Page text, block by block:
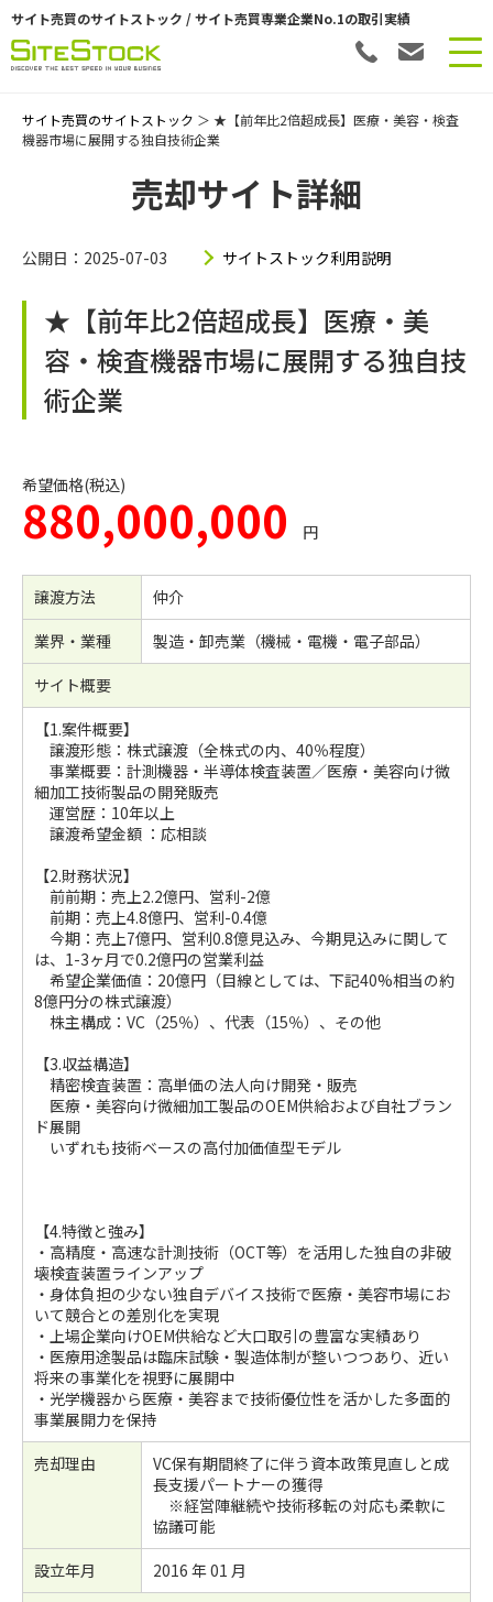
サイト売買のサイトストック / サイト売買専業企業No.1の取引実績
サイト売買のサイトストック ＞ ★【前年比2倍超成長】医療・美容・検査
機器市場に展開する独自技術企業
売却サイト詳細
公開日：2025-07-03 サイトストック利用説明
★【前年比2倍超成長】医療・美
容・検査機器市場に展開する独自技
術企業
希望価格(税込)
880,000,000 円
譲渡方法
仲介
業界・業種
製造・卸売業（機械・電機・電子部品）
サイト概要
【1.案件概要】
譲渡形態：株式譲渡（全株式の内、40％程度）
事業概要：計測機器・半導体検査装置／医療・美容向け微
細加工技術製品の開発販売
運営歴：10年以上
譲渡希望金額 ：応相談
【2.財務状況】
前前期：売上2.2億円、営利-2億
前期：売上4.8億円、営利-0.4億
今期：売上7億円、営利0.8億見込み、今期見込みに関して
は、1-3ヶ月で0.2億円の営業利益
希望企業価値：20億円（目線としては、下記40%相当の約
8億円分の株式譲渡）
株主構成：VC（25％）、代表（15％）、その他
【3.収益構造】
精密検査装置：高単価の法人向け開発・販売
医療・美容向け微細加工製品のOEM供給および自社ブラン
ド展開
いずれも技術ベースの高付加価値型モデル
【4.特徴と強み】
・高精度・高速な計測技術（OCT等）を活用した独自の非破
壊検査装置ラインアップ
・身体負担の少ない独自デバイス技術で医療・美容市場にお
いて競合との差別化を実現
・上場企業向けOEM供給など大口取引の豊富な実績あり
・医療用途製品は臨床試験・製造体制が整いつつあり、近い
将来の事業化を視野に展開中
・光学機器から医療・美容まで技術優位性を活かした多面的
事業展開力を保持
売却理由
VC保有期間終了に伴う資本政策見直しと成
長支援パートナーの獲得
※経営陣継続や技術移転の対応も柔軟に
協議可能
設立年月
2016 年 01 月